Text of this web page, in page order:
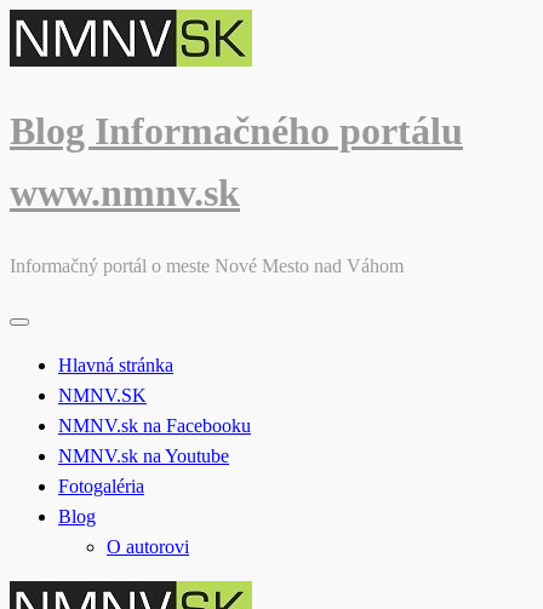
Skip
to
Blog Informačného portálu
www.nmnv.sk
Informačný portál o meste Nové Mesto nad Váhom
Hlavná stránka
NMNV.SK
NMNV.sk na Facebooku
NMNV.sk na Youtube
Fotogaléria
Blog
O autorovi